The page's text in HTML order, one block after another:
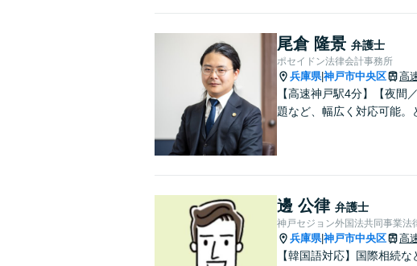
尾倉 隆景 弁護士
ポセイドン法律会計事務所
兵庫県|神戸市中央区 高
【高速神戸駅4分】【夜間
題など、幅広く対応可能。
邊 公律 弁護士
神戸セジョン外国法共同事業法
兵庫県|神戸市中央区 高
【韓国語対応】国際相続